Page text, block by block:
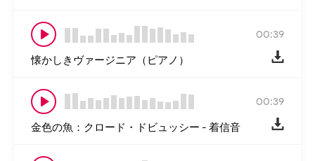
00:39
懐かしきヴァージニア（ピアノ）
00:39
金色の魚：クロード・ドビュッシー - 着信音